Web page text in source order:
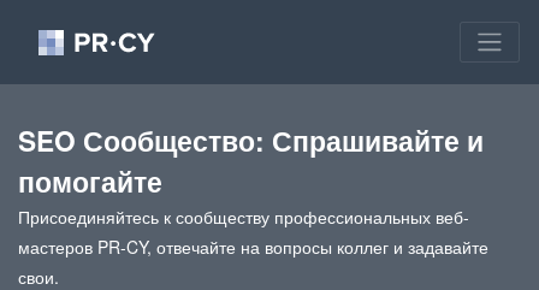
SEO Сообщество: Спрашивайте и
помогайте
Присоединяйтесь к сообществу профессиональных веб-
мастеров PR-CY, отвечайте на вопросы коллег и задавайте
свои.